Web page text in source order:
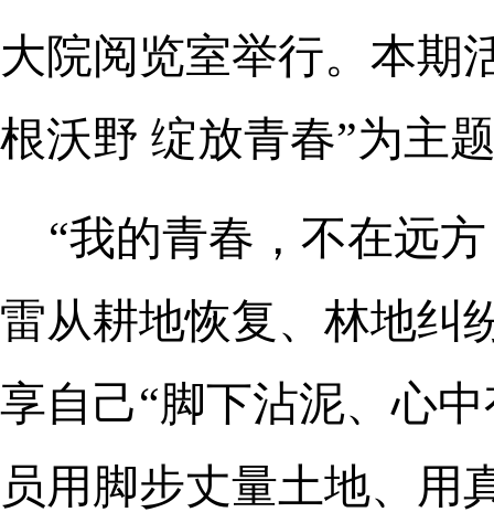
大院阅览室举行。本期
根沃野 绽放青春”为主
“我的青春，不在远
雷从耕地恢复、林地纠
享自己“脚下沾泥、心
员用脚步丈量土地、用